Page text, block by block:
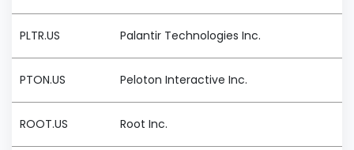
PLTR.US Palantir Technologies Inc.
PTON.US Peloton Interactive Inc.
ROOT.US Root Inc.